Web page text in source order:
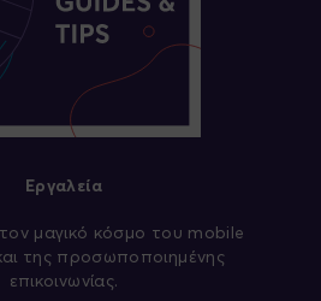
Εργαλεία
μαγικό κόσμο του mobile
της προσωποποιημένης
επικοινωνίας.